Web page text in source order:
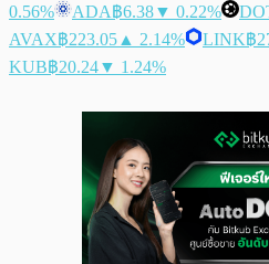
0.56%
ADA฿6.38▼ 0.22%
AVAX฿223.05 ▲ 2.14% LINK฿
KUB฿20.24▼ 1.24%